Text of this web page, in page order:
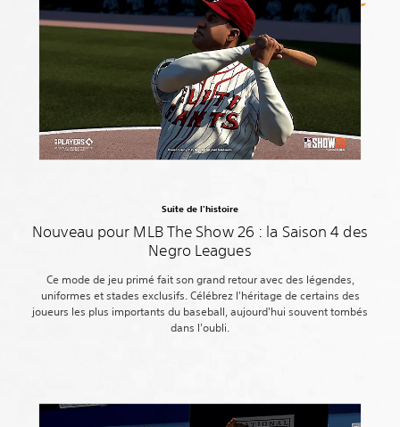
Suite de l'histoire
Nouveau pour MLB The Show 26 : la Saison 4 des
Negro Leagues
Ce mode de jeu primé fait son grand retour avec des légendes,
uniformes et stades exclusifs. Célébrez l'héritage de certains des
joueurs les plus importants du baseball, aujourd'hui souvent tombés
dans l'oubli.